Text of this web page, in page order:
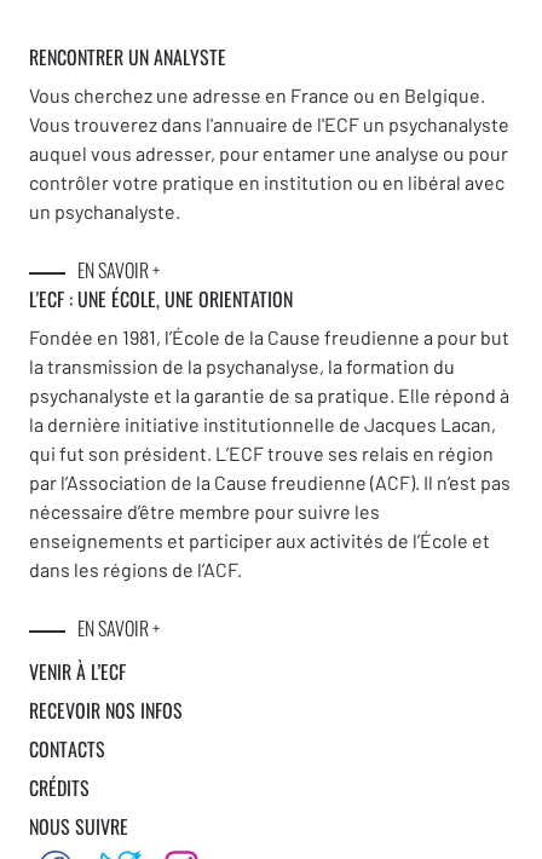
RENCONTRER UN ANALYSTE
Vous cherchez une adresse en France ou en Belgique.
Vous trouverez dans l'annuaire de l'ECF un psychanalyste
auquel vous adresser, pour entamer une analyse ou pour
contrôler votre pratique en institution ou en libéral avec
un psychanalyste.
EN SAVOIR +
L'ECF : UNE ÉCOLE, UNE ORIENTATION
Fondée en 1981, l’École de la Cause freudienne a pour but
la transmission de la psychanalyse, la formation du
psychanalyste et la garantie de sa pratique. Elle répond à
la dernière initiative institutionnelle de Jacques Lacan,
qui fut son président. L’ECF trouve ses relais en région
par l’Association de la Cause freudienne (ACF). Il n’est pas
nécessaire d’être membre pour suivre les
enseignements et participer aux activités de l’École et
dans les régions de l’ACF.
EN SAVOIR +
VENIR À L’ECF
RECEVOIR NOS INFOS
CONTACTS
CRÉDITS
NOUS SUIVRE